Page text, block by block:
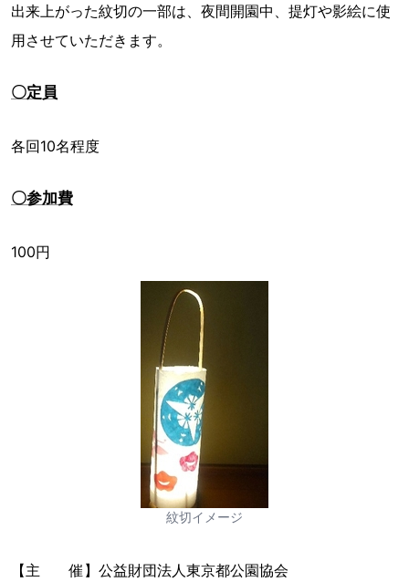
出来上がった紋切の一部は、夜間開園中、提灯や影絵に使
用させていただきます。
〇定員
各回10名程度
〇参加費
100円
紋切イメージ
【主 催】公益財団法人東京都公園協会